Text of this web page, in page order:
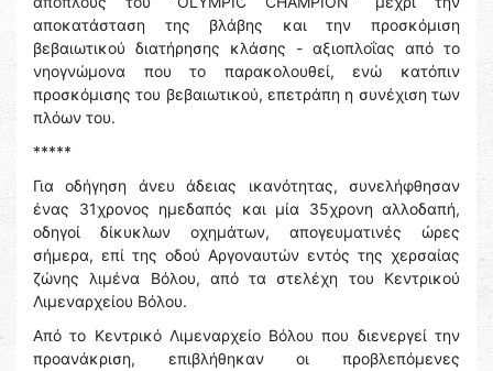
αποκατάσταση της βλάβης και την προσκόμιση
βεβαιωτικού διατήρησης κλάσης - αξιοπλοΐας από το
νηογνώμονα που το παρακολουθεί, ενώ κατόπιν
προσκόμισης του βεβαιωτικού, επετράπη η συνέχιση των
πλόων του.
*****
Για οδήγηση άνευ άδειας ικανότητας, συνελήφθησαν
ένας 31χρονος ημεδαπός και μία 35χρονη αλλοδαπή,
οδηγοί δίκυκλων οχημάτων, απογευματινές ὠρες
σήμερα, επί της οδού Αργοναυτών εντός της χερσαίας
ζώνης λιμένα Βόλου, από τα στελέχη του Κεντρικού
Λιμεναρχείου Βόλου.
Από το Κεντρικό Λιμεναρχείο Βόλου που διενεργεί την
προανάκριση, επιβλήθηκαν οι προβλεπόμενες